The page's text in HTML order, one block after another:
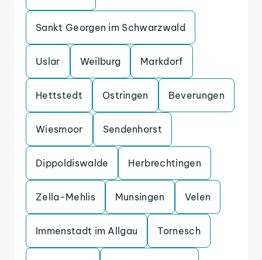
Sankt Georgen im Schwarzwald
Uslar Weilburg Markdorf
Hettstedt Ostringen Beverungen
Wiesmoor Sendenhorst
Dippoldiswalde Herbrechtingen
Zella-Mehlis Munsingen Velen
Immenstadt im Allgau Tornesch